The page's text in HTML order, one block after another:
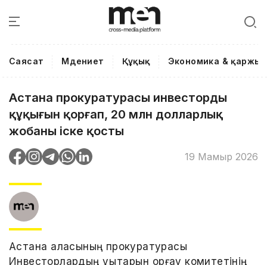
Саясат Мәдениет Құқық Экономика & қаржы
Астана прокуратурасы инвестордың
құқығын қорғап, 20 млн долларлық
жобаны іске қосты
19 Мамыр 2026
Астана қаласының прокуратурасы
Инвесторлардың құқықтарын қорғау комитетінің